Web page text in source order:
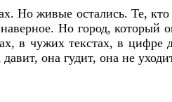
Но живые остались. Те,
Но город, который
в чужих текстах, в цифре
она гудит, она не